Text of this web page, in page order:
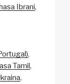
Ibrani
Tamil